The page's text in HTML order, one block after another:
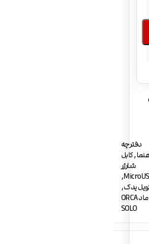
دفترچه
کابل
شارژر
MicroUSB,
یدک,
ماد ORCA
SOLO